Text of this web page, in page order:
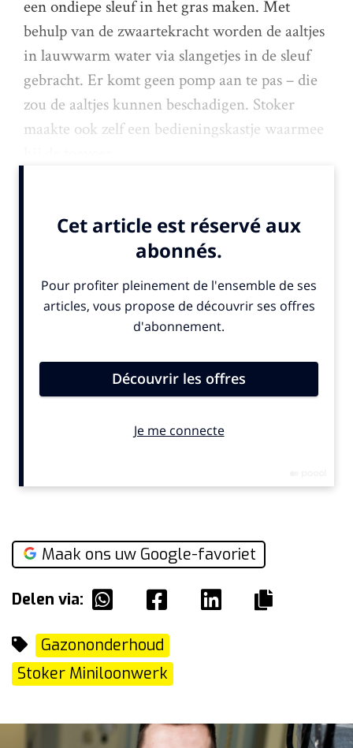
een ondiepe sleuf in het gras maken. Met
behulp van de zwaartekracht worden de aaltjes
in lauwwarm water via slangetjes in de sleuf
gebracht. Er komt geen pomp aan te pas – die
zou de aaltjes kunnen beschadigen. Stoker
maakte ook zelf een bedieningskastje waarmee
Maak ons uw Google-favoriet
Delen via:
Gazononderhoud
Stoker Miniloonwerk